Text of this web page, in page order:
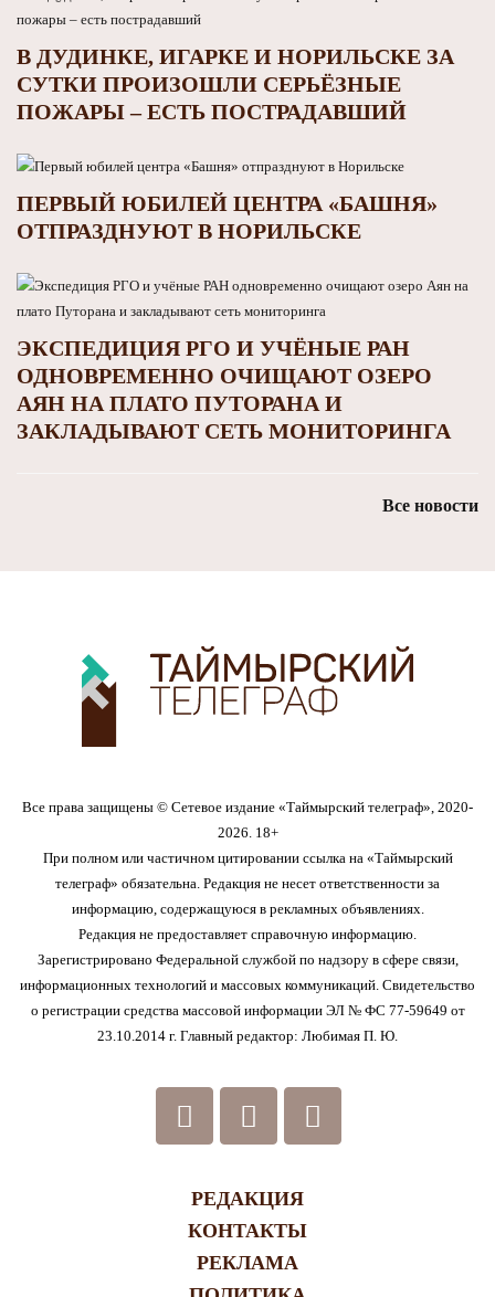
В ДУДИНКЕ, ИГАРКЕ И НОРИЛЬСКЕ ЗА
СУТКИ ПРОИЗОШЛИ СЕРЬЁЗНЫЕ
ПОЖАРЫ – ЕСТЬ ПОСТРАДАВШИЙ
ПЕРВЫЙ ЮБИЛЕЙ ЦЕНТРА «БАШНЯ»
ОТПРАЗДНУЮТ В НОРИЛЬСКЕ
ЭКСПЕДИЦИЯ РГО И УЧЁНЫЕ РАН
ОДНОВРЕМЕННО ОЧИЩАЮТ ОЗЕРО
АЯН НА ПЛАТО ПУТОРАНА И
ЗАКЛАДЫВАЮТ СЕТЬ МОНИТОРИНГА
Все новости
Все права защищены © Сетевое издание «Таймырский телеграф», 2020-
2026. 18+
При полном или частичном цитировании ссылка на «Таймырский
телеграф» обязательна. Редакция не несет ответственности за
информацию, содержащуюся в рекламных объявлениях.
Редакция не предоставляет справочную информацию.
Зарегистрировано Федеральной службой по надзору в сфере связи,
информационных технологий и массовых коммуникаций. Свидетельство
о регистрации средства массовой информации ЭЛ № ФС 77-59649 от
23.10.2014 г. Главный редактор: Любимая П. Ю.
РЕДАКЦИЯ
КОНТАКТЫ
РЕКЛАМА